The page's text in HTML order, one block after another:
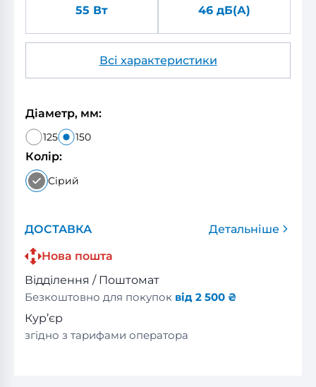
55 Вт
46 дБ(А)
Всі характеристики
Діаметр, мм:
125 150
Колір:
Сірий
ДОСТАВКА
Детальніше
Нова пошта
Відділення / Поштомат
Безкоштовно для покупок від 2 500 ₴
Кур’єр
згідно з тарифами оператора